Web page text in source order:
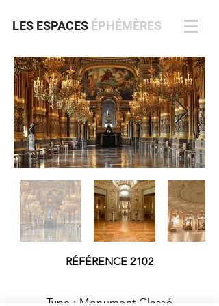
LES ESPACES ÉPHÉMÈRES
RÉFÉRENCE 2102
Type : Monument Classé